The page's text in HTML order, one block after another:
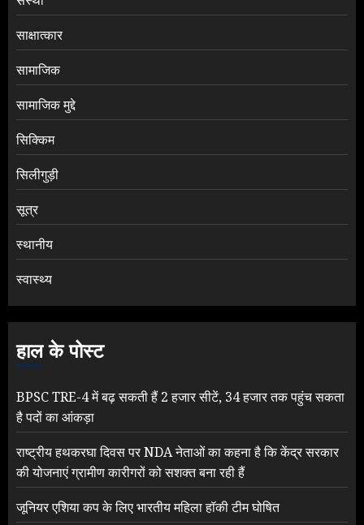
साक्षात्कार
सामाजिक
सामाजिक मुद्दे
सिक्किम
सिलीगुड़ी
सूत्र
स्थानीय
स्वास्थ्य
हाल के पोस्ट
BPSC TRE-4 में बढ़ सकती हैं 2 हजार सीटें, 34 हजार तक पहुंच सकता
है पदों का आंकड़ा
राष्ट्रीय हथकरघा दिवस पर NDA नेताओं का कहना है कि केंद्र सरकार
की योजनाएं ग्रामीण कारीगरों को सशक्त बना रही हैं
जूनियर एशिया कप के लिए भारतीय महिला हॉकी टीम घोषित